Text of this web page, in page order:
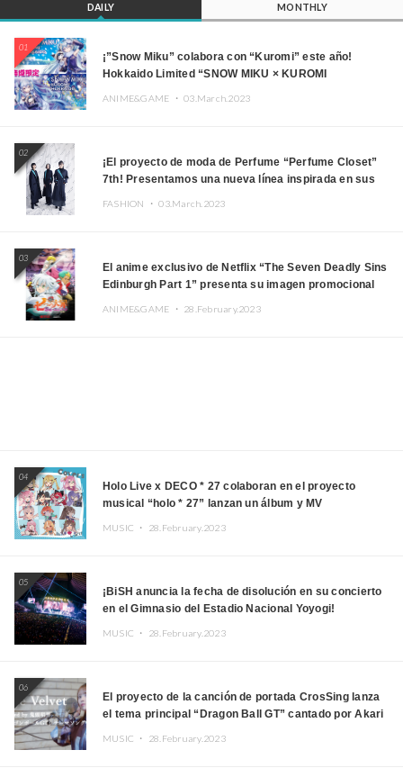
DAILY MONTHLY
01
¡”Snow Miku” colabora con “Kuromi” este año!
Hokkaido Limited “SNOW MIKU × KUROMI
ANIME&GAME ・03.March.2023
02
¡El proyecto de moda de Perfume “Perfume Closet”
7th! Presentamos una nueva línea inspirada en sus
FASHION ・03.March.2023
03
El anime exclusivo de Netflix “The Seven Deadly Sins
Edinburgh Part 1” presenta su imagen promocional
ANIME&GAME ・ 28.February.2023
04
Holo Live x DECO * 27 colaboran en el proyecto
musical “holo * 27” lanzan un álbum y MV
MUSIC ・ 28.February.2023
05
¡BiSH anuncia la fecha de disolución en su concierto
en el Gimnasio del Estadio Nacional Yoyogi!
MUSIC ・ 28.February.2023
06
El proyecto de la canción de portada CrosSing lanza
el tema principal “Dragon Ball GT” cantado por Akari
MUSIC ・ 28.February.2023